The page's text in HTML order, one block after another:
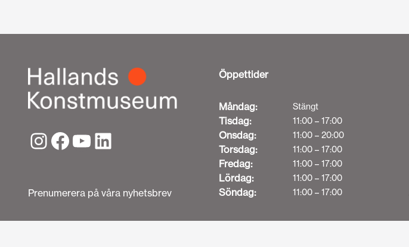
Prenumerera på våra nyhetsbrev
Öppettider
Måndag: Stängt
Tisdag: 11:00 – 17:00
Onsdag: 11:00 – 20:00
Torsdag: 11:00 – 17:00
Fredag: 11:00 – 17:00
Lördag: 11:00 – 17:00
Söndag: 11:00 – 17:00